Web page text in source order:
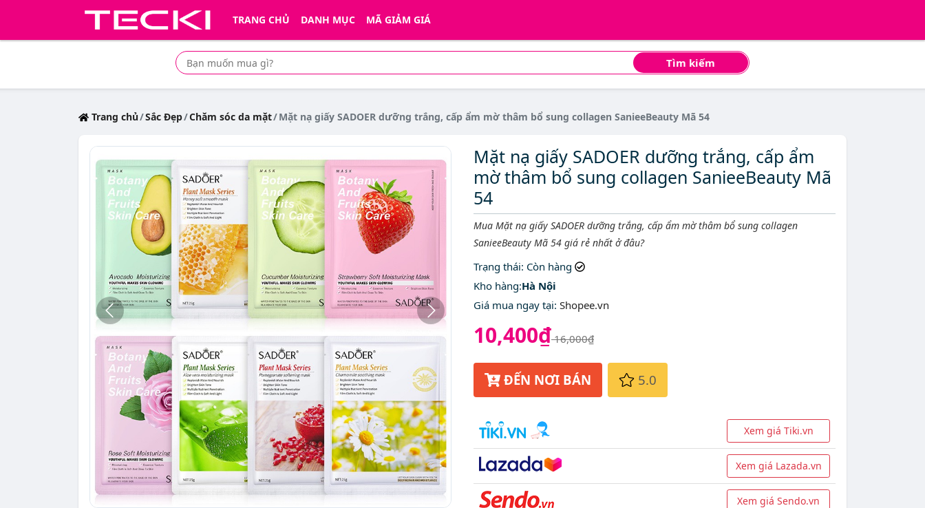
TRANG CHỦ DANH MỤC MÃ GIẢM GIÁ
Tìm kiếm
Tìm mua sản phẩm giá rẻ nhất
Trang chủ Sắc Đẹp Chăm sóc da mặt Mặt nạ giấy SADOER dưỡng trắng, cấp ẩm mờ thâm bổ sung collagen SanieeBeauty Mã 54
Mặt nạ giấy SADOER dưỡng trắng, cấp ẩm
mờ thâm bổ sung collagen SanieeBeauty Mã
54
Mô tả ngắn
Mua Mặt nạ giấy SADOER dưỡng trắng, cấp ẩm mờ thâm bổ sung collagen
SanieeBeauty Mã 54 giá rẻ nhất ở đâu?
Trạng thái: Còn hàng
Kho hàng:Hà Nội
Giá mua ngay tại: Shopee.vn
10,400₫16,000₫
ĐẾN NƠI BÁN 5.0
Xem giá Tiki.vn
Xem giá Lazada.vn
Xem giá Sendo.vn